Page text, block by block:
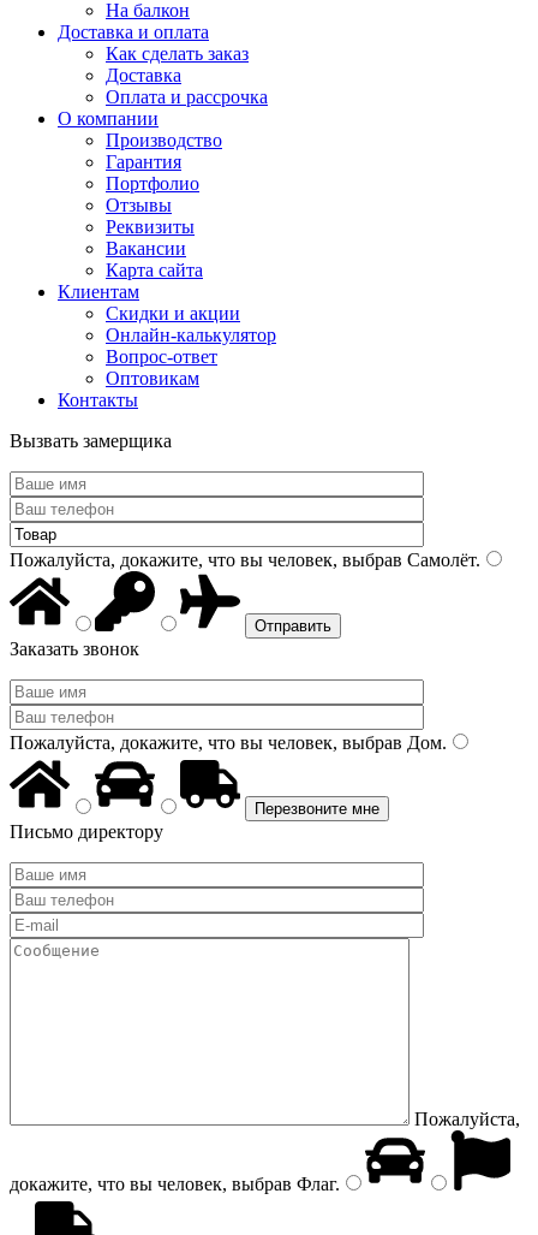
На балкон
Доставка и оплата
Как сделать заказ
Доставка
Оплата и рассрочка
О компании
Производство
Гарантия
Портфолио
Отзывы
Реквизиты
Вакансии
Карта сайта
Клиентам
Скидки и акции
Онлайн-калькулятор
Вопрос-ответ
Оптовикам
Контакты
Вызвать замерщика
Пожалуйста, докажите, что вы человек, выбрав Самолёт.
Заказать звонок
Пожалуйста, докажите, что вы человек, выбрав Дом.
Письмо директору
Пожалуйста,
докажите, что вы человек, выбрав Флаг.